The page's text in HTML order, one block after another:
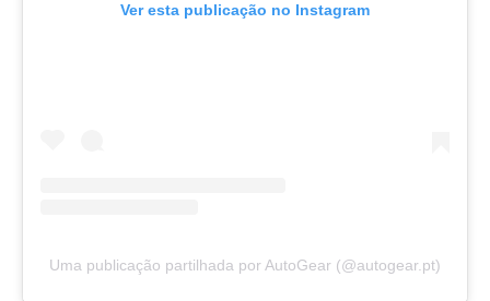
Ver esta publicação no Instagram
Uma publicação partilhada por AutoGear (@autogear.pt)